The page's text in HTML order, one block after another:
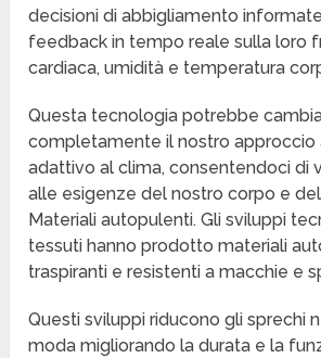
decisioni di abbigliamento
feedback in tempo reale sulla loro
cardiaca, umidità e temperatura
Questa tecnologia potrebbe
completamente il nostro approccio
adattivo al clima, consentendoci di
alle esigenze del nostro corpo e
Materiali autopulenti. Gli sviluppi
tessuti hanno prodotto materiali
traspiranti e resistenti a macchie e
Questi sviluppi riducono gli sprechi
moda migliorando la durata e la